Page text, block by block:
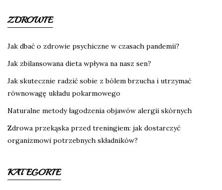
ZDROWIE
Jak dbać o zdrowie psychiczne w czasach pandemii?
Jak zbilansowana dieta wpływa na nasz sen?
Jak skutecznie radzić sobie z bólem brzucha i utrzymać
równowagę układu pokarmowego
Naturalne metody łagodzenia objawów alergii skórnych
Zdrowa przekąska przed treningiem: jak dostarczyć
organizmowi potrzebnych składników?
KATEGORIE